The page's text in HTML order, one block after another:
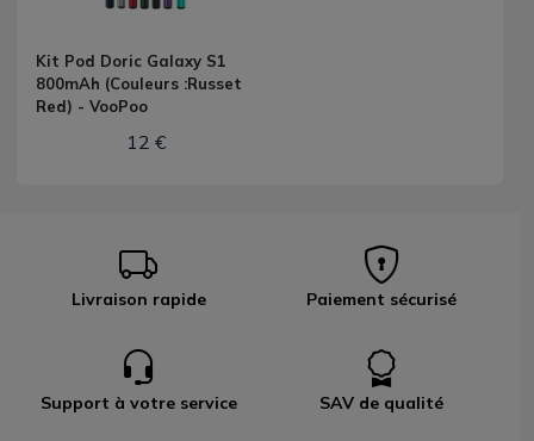
Kit Pod Doric Galaxy S1
800mAh (Couleurs :Russet
Red) - VooPoo
12 €
Livraison rapide Paiement sécurisé
Support à votre service SAV de qualité